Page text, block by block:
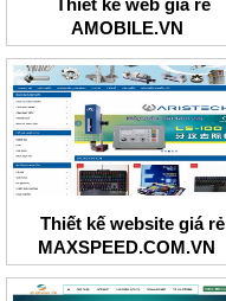
Thiết kế web giá rẻ
AMOBILE.VN
Thiết kế website giá rẻ
MAXSPEED.COM.VN